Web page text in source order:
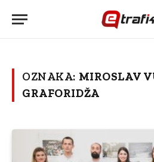
OZNAKA: MIROSLAV
GRAFORIDŽA